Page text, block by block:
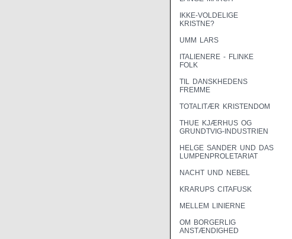
IKKE-VOLDELIGE
KRISTNE?
UMM LARS
ITALIENERE - FLINKE
FOLK
TIL DANSKHEDENS
FREMME
TOTALITÆR KRISTENDOM
THUE KJÆRHUS OG
GRUNDTVIG-INDUSTRIEN
HELGE SANDER UND DAS
LUMPENPROLETARIAT
NACHT UND NEBEL
KRARUPS CITAFUSK
MELLEM LINIERNE
OM BORGERLIG
ANSTÆNDIGHED